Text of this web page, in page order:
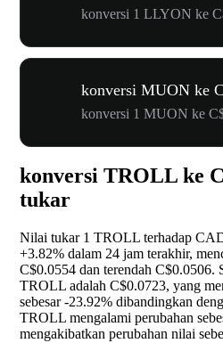
konversi 1 LLYON ke
konversi MUON ke
konversi 1 MUON ke
konversi TROLL ke
tukar
Nilai tukar 1 TROLL terhadap
+3.82% dalam 24 jam terakhir,
C$0.0554 dan terendah C$0.0506.
TROLL adalah C$0.0723, yang
sebesar-23.92% dibandingkan
TROLL mengalami perubahan
mengakibatkan perubahan nilai